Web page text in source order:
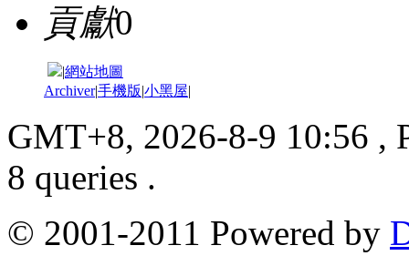
貢獻0
|網站地圖
Archiver|手機版|小黑屋|
GMT+8, 2026-8-9 10:56 ,
8 queries .
© 2001-2011 Powered by